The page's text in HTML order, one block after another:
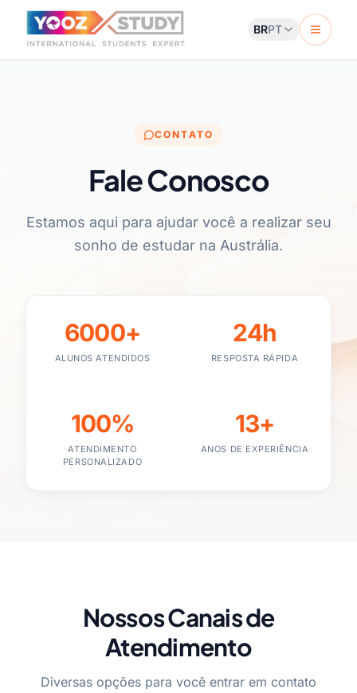
BRPT
CONTATO
Fale Conosco
Estamos aqui para ajudar você a realizar seu
sonho de estudar na Austrália.
6000+
ALUNOS ATENDIDOS
24h
RESPOSTA RÁPIDA
100%
ATENDIMENTO
PERSONALIZADO
13+
ANOS DE EXPERIÊNCIA
Nossos Canais de
Atendimento
Diversas opções para você entrar em contato